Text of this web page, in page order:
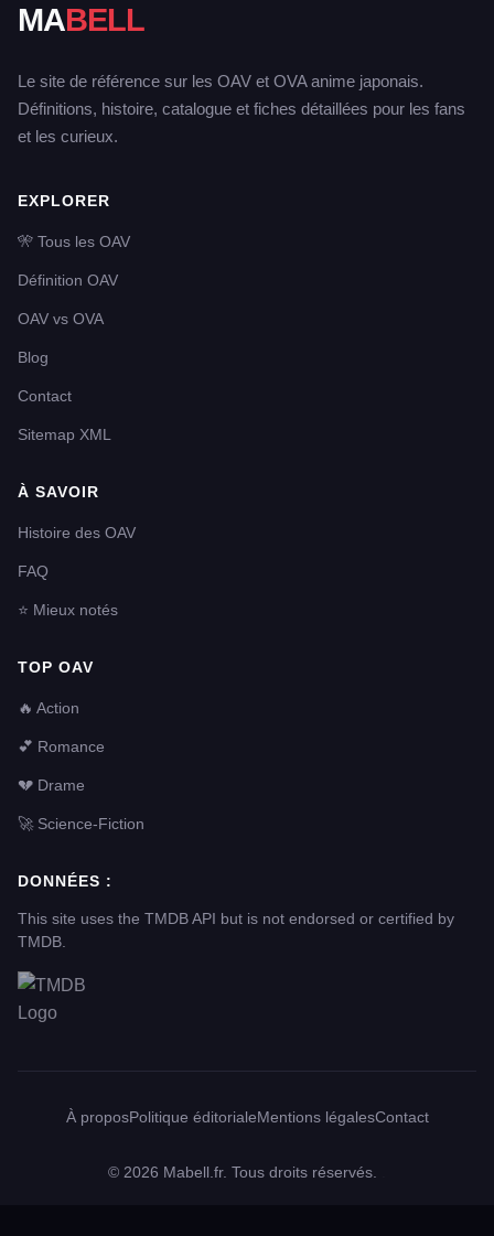
MABELL
Le site de référence sur les OAV et OVA anime japonais.
Définitions, histoire, catalogue et fiches détaillées pour les fans
et les curieux.
EXPLORER
🎌 Tous les OAV
Définition OAV
OAV vs OVA
Blog
Contact
Sitemap XML
À SAVOIR
Histoire des OAV
FAQ
⭐ Mieux notés
TOP OAV
🔥 Action
💕 Romance
💔 Drame
🚀 Science-Fiction
DONNÉES :
This site uses the TMDB API but is not endorsed or certified by
TMDB.
À proposPolitique éditorialeMentions légalesContact
© 2026 Mabell.fr. Tous droits réservés.